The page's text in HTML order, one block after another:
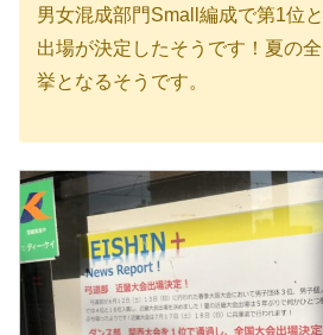
男女混成部門Small編成で第1位
出場が決定したそうです！夏の
挙となるそうです。